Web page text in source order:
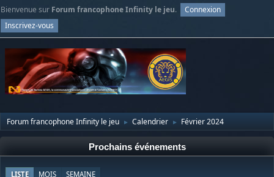
Bienvenue sur Forum francophone Infinity le jeu.
Connexion
Inscrivez-vous
Forum francophone Infinity le jeu ► Calendrier ► Février 2024
Prochains événements
LISTE MOIS SEMAINE